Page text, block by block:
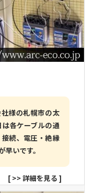
様の札幌市の太
各ケーブルの通
続、電圧・絶縁
いです。
[ >> 詳細を見る ]